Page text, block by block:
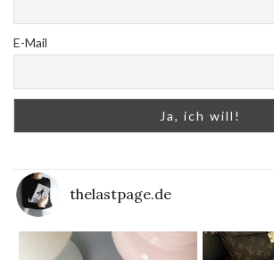
E-Mail
thelastpage.de